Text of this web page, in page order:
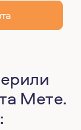
Мете.